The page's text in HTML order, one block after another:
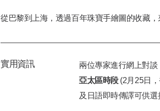
從巴黎到上海，透過百年珠寶手繪圖的收藏
實用資訊
兩位專家進行網上對談
亞太區時段(2月25日，
及日語即時傳譯可供選